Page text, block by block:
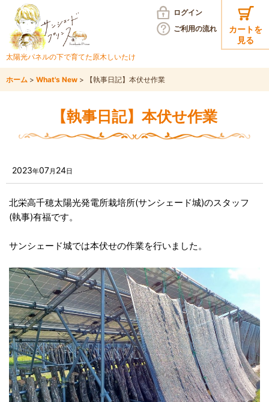
太陽光パネルの下で育てた原木しいたけ
カートを
見る
ログイン
ご利用の流れ
ホーム > What's New > 【執事日記】本伏せ作業
【執事日記】本伏せ作業
2023年07月 24日
北栄高千穂太陽光発電所栽培所(サンシェード城)のスタッフ
(執事)有福です。
サンシェード城では本伏せの作業を行いました。